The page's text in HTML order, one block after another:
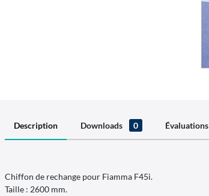
Description Downloads 0 Évaluations
Chiffon de rechange pour Fiamma F45i.
Taille : 2600 mm.